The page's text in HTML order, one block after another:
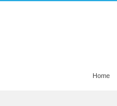
Home